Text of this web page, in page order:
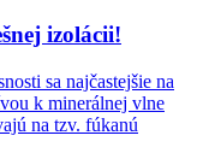
izolácii!
sa najčastejšie na
k minerálnej vlne
na tzv. fúkanú